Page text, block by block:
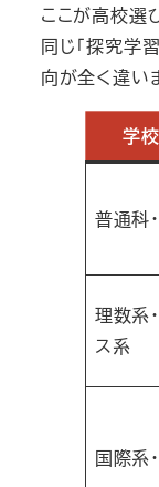
ここが高校選
同じ「探究学
向が全く違い
学
普通科
理数系
ス系
国際系